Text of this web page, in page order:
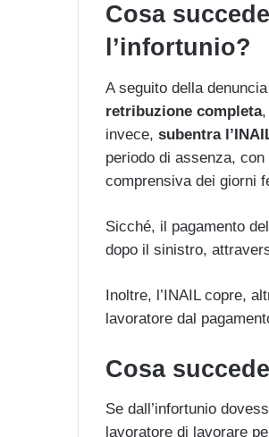
Cosa
l’infortunio?
A seguito della
retribuzione completa,
invece, subentra
periodo di assenza,
comprensiva dei giorni
Sicché, il pagamento
dopo il sinistro,
Inoltre, l’INAIL copre,
lavoratore dal
Cosa
Se dall’infortunio
lavoratore di lavorare